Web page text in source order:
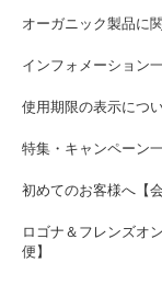
オーガニック製品に
インフォメーション
使用期限の表示につ
特集・キャンペーン
初めてのお客様へ【
ロゴナ＆フレンズオ
便】